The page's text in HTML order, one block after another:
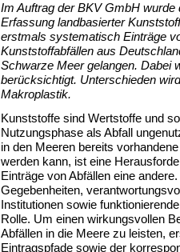
Im Auftrag der BKV GmbH wurde
Erfassung landbasierter
erstmals systematisch Einträge
Kunststoffabfällen aus
Schwarze Meer gelangen. Dabei
berücksichtigt. Unterschieden
Makroplastik.
Kunststoffe sind Wertstoffe und
Nutzungsphase als Abfall
in den Meeren bereits
werden kann, ist eine
Einträge von Abfällen eine
Gegebenheiten,
Institutionen sowie
Rolle. Um einen wirkungsvollen
Abfällen in die Meere zu leisten,
Eintragspfade sowie der